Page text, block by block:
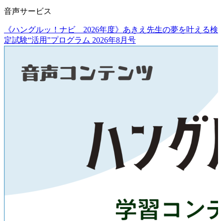
音声サービス
《ハングルッ！ナビ 2026年度》あきえ先生の夢を叶える検
定試験“活用”プログラム 2026年8月号